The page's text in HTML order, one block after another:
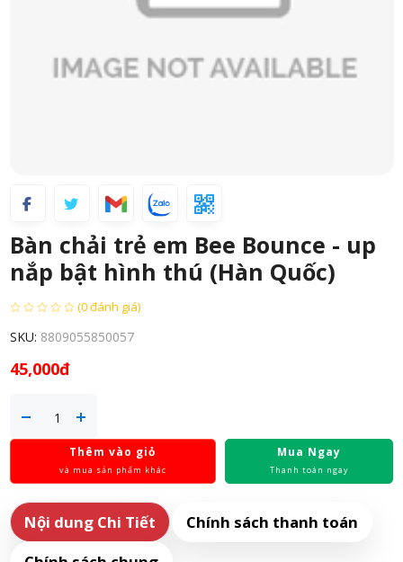
Bàn chải trẻ em Bee Bounce - up
nắp bật hình thú (Hàn Quốc)
(0 đánh giá)
SKU: 8809055850057
45,000đ
Thêm vào giỏ
và mua sản phẩm khác
Mua Ngay
Thanh toán ngay
Nội dung Chi Tiết
Chính sách thanh toán